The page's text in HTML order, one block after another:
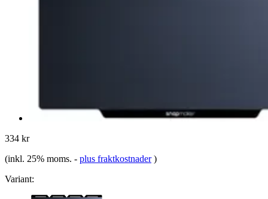
334 kr
(inkl. 25% moms. - plus fraktkostnader )
Variant: